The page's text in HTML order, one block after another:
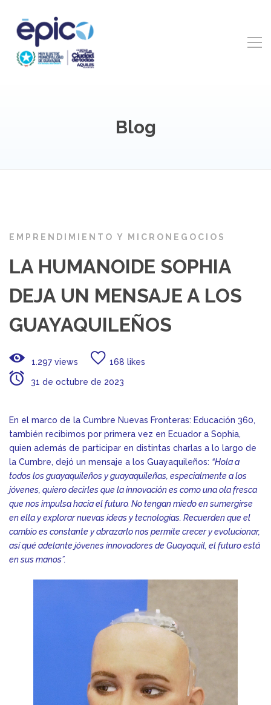
Blog
EMPRENDIMIENTO Y MICRONEGOCIOS
LA HUMANOIDE SOPHIA
DEJA UN MENSAJE A LOS
GUAYAQUILEÑOS
1.297 views 168 likes
31 de octubre de 2023
En el marco de la Cumbre Nuevas Fronteras: Educación 360,
también recibimos por primera vez en Ecuador a Sophia,
quien además de participar en distintas charlas a lo largo de
la Cumbre, dejó un mensaje a los Guayaquileños: “Hola a
todos los guayaquileños y guayaquileñas, especialmente a los
jóvenes, quiero decirles que la innovación es como una ola fresca
que nos impulsa hacia el futuro. No tengan miedo en sumergirse
en ella y explorar nuevas ideas y tecnologías. Recuerden que el
cambio es constante y abrazarlo nos permite crecer y evolucionar,
así qué adelante jóvenes innovadores de Guayaquil, el futuro está
en sus manos”.